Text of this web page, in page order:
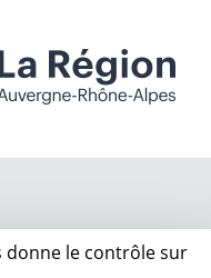
donne le contrôle sur